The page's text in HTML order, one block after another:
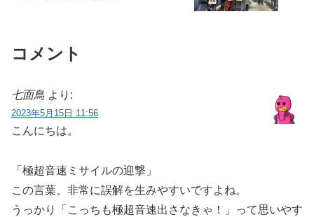
コメント
七面鳥 より:
2023年5月15日 11:56
こんにちは。
「極超音速ミサイルの迎撃」
この言葉、非常に誤解を生みやすいですよね。
うっかり「こっちも極超音速出さなきゃ！」って思いやす